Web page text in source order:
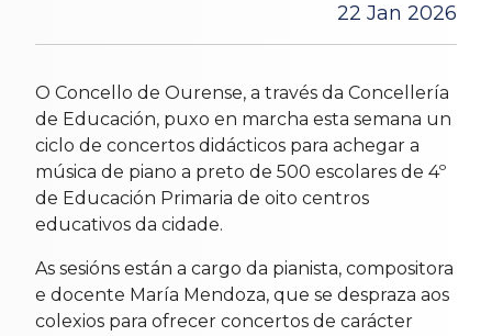
22 Jan 2026
O Concello de Ourense, a través da Concellería
de Educación, puxo en marcha esta semana un
ciclo de concertos didácticos para achegar a
música de piano a preto de 500 escolares de 4º
de Educación Primaria de oito centros
educativos da cidade.
As sesións están a cargo da pianista, compositora
e docente María Mendoza, que se despraza aos
colexios para ofrecer concertos de carácter